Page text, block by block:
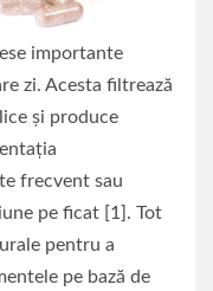
importante
zi. Acesta filtrează
și produce
frecvent sau
pe ficat [1]. Tot
pentru a
pe bază de